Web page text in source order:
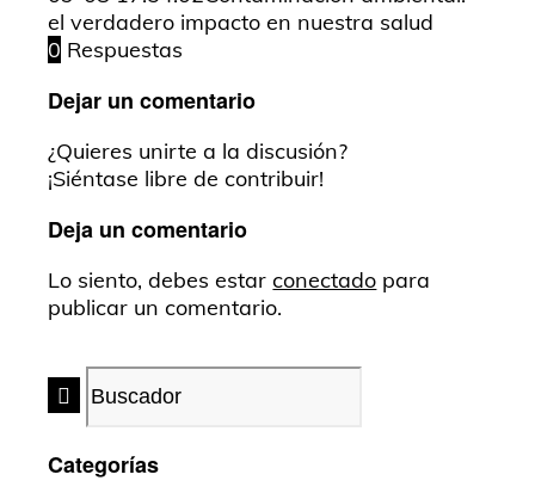
el verdadero impacto en nuestra salud
0 Respuestas
Dejar un comentario
¿Quieres unirte a la discusión?
¡Siéntase libre de contribuir!
Deja un comentario
Lo siento, debes estarconectado para
publicar un comentario.
Categorías